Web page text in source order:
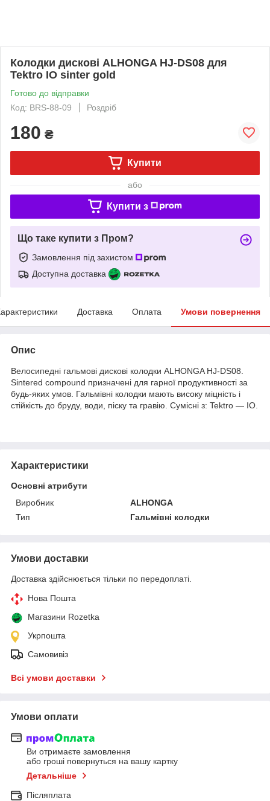
Колодки дискові ALHONGA HJ-DS08 для
Tektro IO sinter gold
Готово до відправки
Код: BRS-88-09
Роздріб
180 ₴
Купити
або
Купити з
Що таке купити з Пром?
Замовлення під захистом
Доступна доставка
Доставка Оплата Умови повернення
Опис
Велосипедні гальмові дискові колодки ALHONGA HJ-DS08.
Sintered compound призначені для гарної продуктивності за
будь-яких умов. Гальмівні колодки мають високу міцність і
стійкість до бруду, води, піску та гравію. Сумісні з: Tektro — IO.
Характеристики
Основні атрибути
Виробник
ALHONGA
Тип
Гальмівні колодки
Умови доставки
Доставка здійснюється тільки по передоплаті.
Нова Пошта
Магазини Rozetka
Укрпошта
Самовивіз
Всі умови доставки
Умови оплати
Ви отримаєте замовлення
або гроші повернуться на вашу картку
Детальніше
Післяплата